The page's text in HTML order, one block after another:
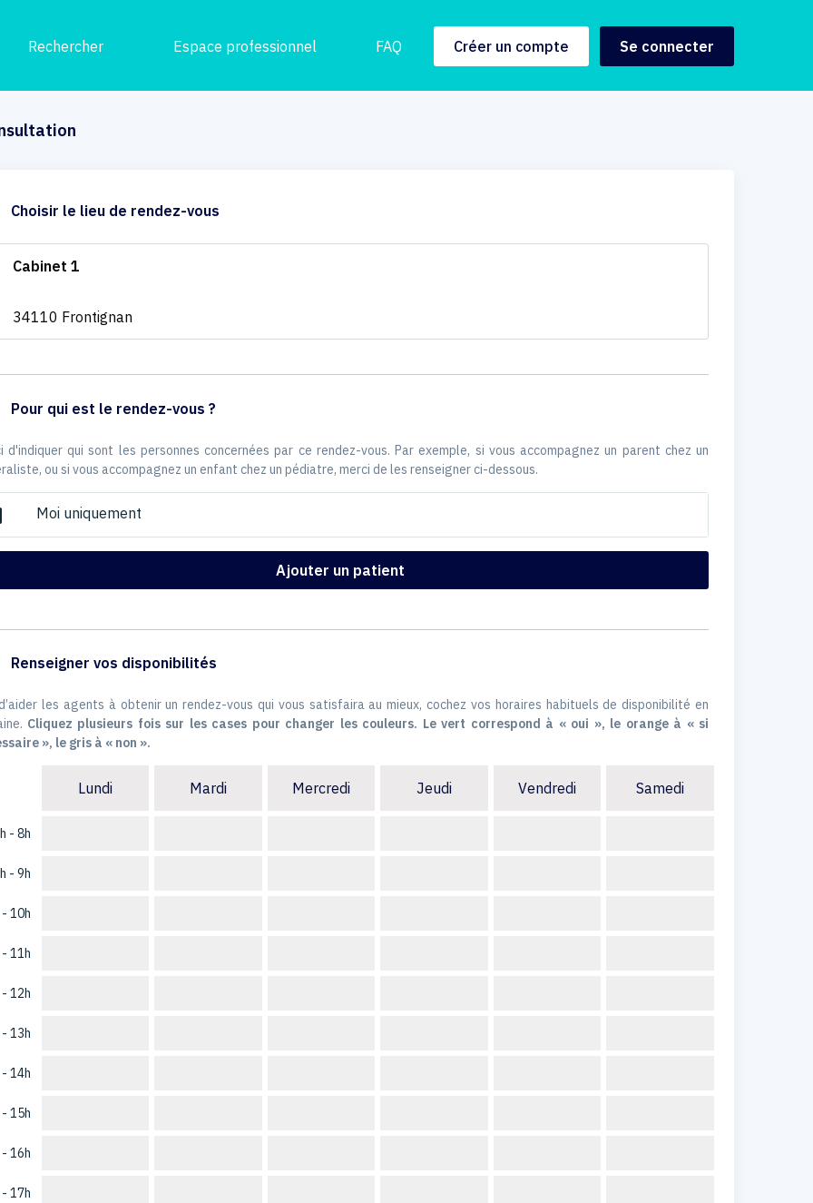
Rechercher Espace professionnel FAQ Créer un compte Se connecter
Choisir le lieu de rendez-vous
Cabinet 1
34110 Frontignan
Pour qui est le rendez-vous ?
d'indiquer qui sont les personnes concernées par ce rendez-vous. Par exemple, si vous accompagnez un parent chez un
ou si vous accompagnez un enfant chez un pédiatre, merci de les renseigner ci-dessous.
Moi uniquement
Ajouter un patient
Renseigner vos disponibilités
les agents à obtenir un rendez-vous qui vous satisfaira au mieux, cochez vos horaires habituels de disponibilité en
Cliquez plusieurs fois sur les cases pour changer les couleurs. Le vert correspond à « oui », le orange à « si
», le gris à « non ».
- 8h
- 9h
10h
11h
12h
13h
14h
15h
16h
17h
Lundi Mardi Mercredi Jeudi Vendredi Samedi